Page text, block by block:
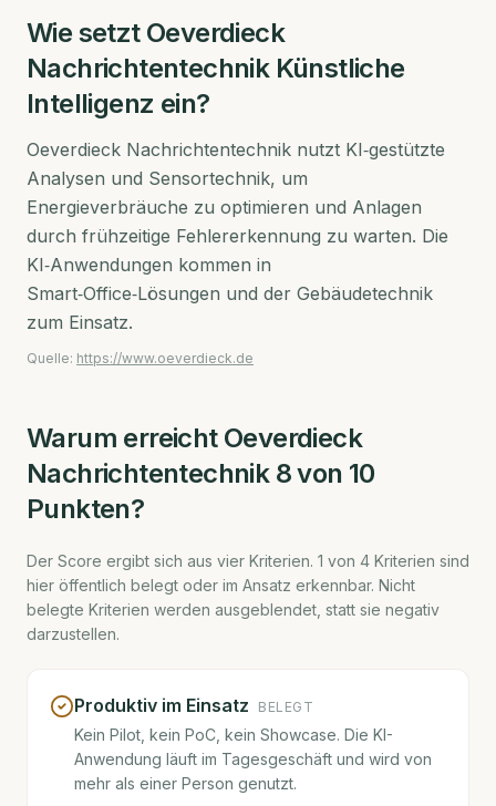
Wie setzt Oeverdieck
NachrichtentechnikKünstliche
Intelligenz ein?
Oeverdieck Nachrichtentechnik nutzt KI‑gestützte
Analysen und Sensortechnik, um
Energieverbräuche zu optimieren und Anlagen
durch frühzeitige Fehlererkennung zu warten. Die
KI‑Anwendungen kommen in
Smart‑Office‑Lösungen und der Gebäudetechnik
zum Einsatz.
Quelle: https://www.oeverdieck.de
Warum erreicht Oeverdieck
Nachrichtentechnik 8von 10
Punkten?
Der Score ergibt sich aus vier Kriterien. 1 von 4 Kriterien sind
hier öffentlich belegt oder im Ansatz erkennbar. Nicht
belegte Kriterien werden ausgeblendet, statt sie negativ
darzustellen.
Produktiv im Einsatz BELEGT
Kein Pilot, kein PoC, kein Showcase. Die KI-
Anwendung läuft im Tagesgeschäft und wird von
mehr als einer Person genutzt.